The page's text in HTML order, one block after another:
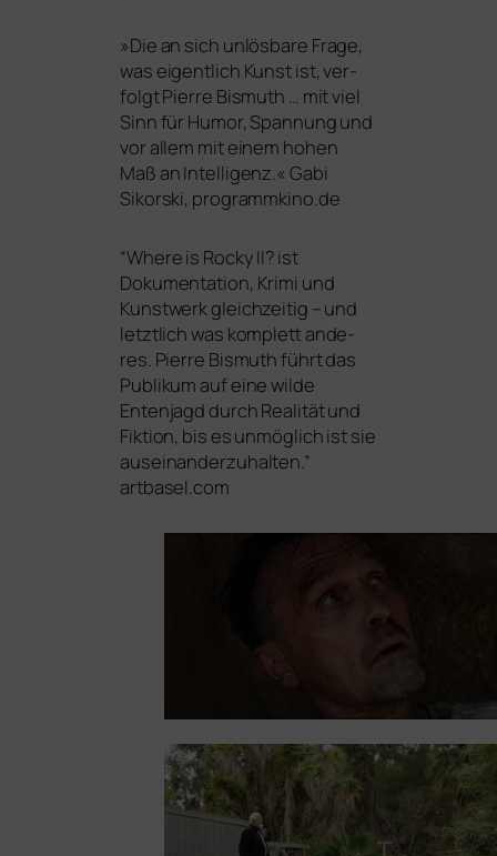
»Die an sich unlös­ba­re Frage,
was eigent­lich Kunst ist, ver­
folgt Pierre Bismuth … mit viel
Sinn für Humor, Spannung und
vor allem mit ei­nem ho­hen
Maß an Intelligenz.« Gabi
Sikorski, programmkino.de
“Where is RockyII? ist
Dokumentation, Krimi und
Kunstwerk gleich­zei­tig – und
letzt­lich was kom­plett ande­
res. Pierre Bismuth führt das
Publikum auf eine wil­de
Entenjagd durch Realität und
Fiktion, bis es unmög­lich ist sie
aus­ein­an­der­zu­hal­ten.”
artbasel.com